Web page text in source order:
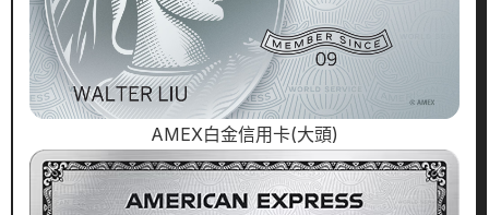
AMEX白金信用卡(大頭)